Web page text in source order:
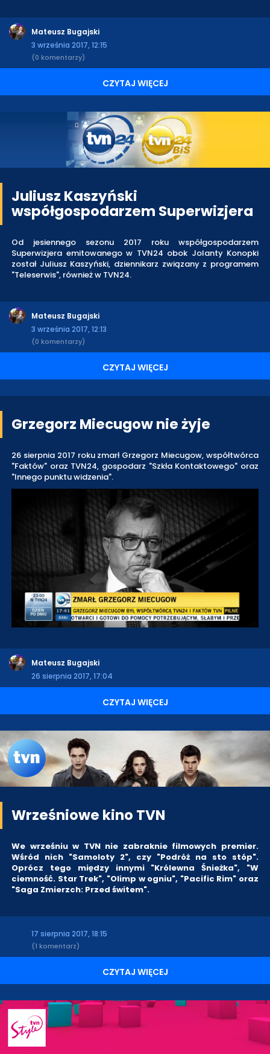
Mateusz Bugajski
3 września 2017, 12:15
(0 komentarzy)
CZYTAJ WIĘCEJ
Juliusz Kaszyński
współgospodarzem Superwizjera
Od jesiennego sezonu 2017 roku współgospodarzem
Superwizjera emitowanego w TVN24 obok Jolanty Konopki
został Juliusz Kaszyński, dziennikarz związany z programem
"Teleserwis", również w TVN24.
Mateusz Bugajski
3 września 2017, 12:13
(0 komentarzy)
CZYTAJ WIĘCEJ
Grzegorz Miecugow nie żyje
26 sierpnia 2017 roku zmarł Grzegorz Miecugow, współtwórca
"Faktów" oraz TVN24, gospodarz "Szkła Kontaktowego" oraz
"Innego punktu widzenia".
Mateusz Bugajski
26 sierpnia 2017, 17:04
CZYTAJ WIĘCEJ
Wrześniowe kino TVN
We wrześniu w TVN nie zabraknie filmowych premier.
Wśród nich "Samoloty 2", czy "Podróż na sto stóp".
Oprócz tego między innymi "Królewna Śnieżka", "W
ciemność. Star Trek", "Olimp w ogniu", "Pacific Rim" oraz
"Saga Zmierzch: Przed świtem".
17 sierpnia 2017, 18:15
(1 komentarz)
CZYTAJ WIĘCEJ